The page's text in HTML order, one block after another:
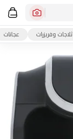
ثلاجات وفريزرات عجانات